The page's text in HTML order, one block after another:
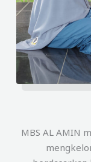
MBS AL AMIN